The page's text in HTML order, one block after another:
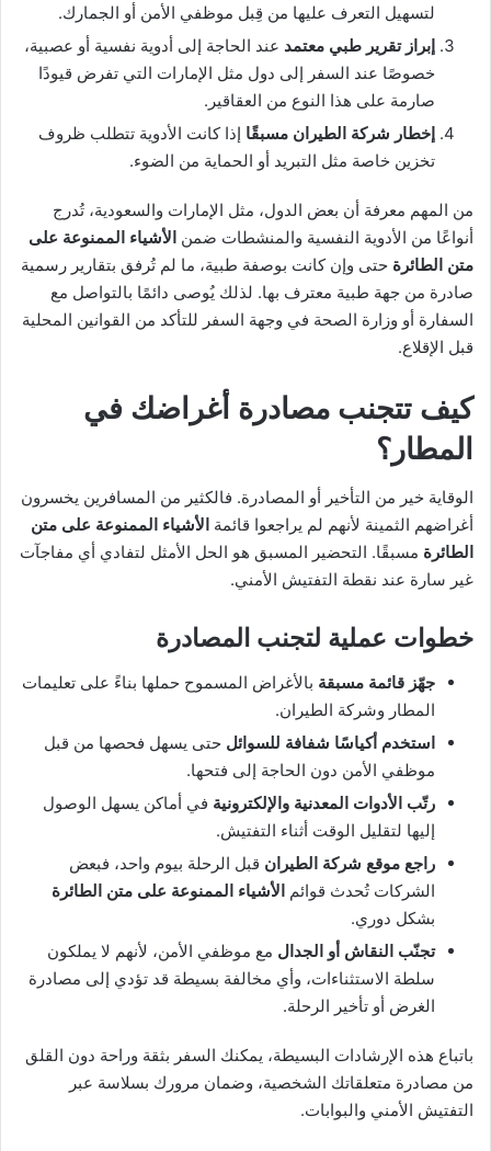
لتسهيل التعرف عليها من قِبل موظفي الأمن أو الجمارك.
إبراز تقرير طبي معتمد عند الحاجة إلى أدوية نفسية أو عصبية،
خصوصًا عند السفر إلى دول مثل الإمارات التي تفرض قيودًا
صارمة على هذا النوع من العقاقير.
إخطار شركة الطيران مسبقًا إذا كانت الأدوية تتطلب ظروف
تخزين خاصة مثل التبريد أو الحماية من الضوء.
من المهم معرفة أن بعض الدول، مثل الإمارات والسعودية، تُدرج
أنواعًا من الأدوية النفسية والمنشطات ضمن الأشياء الممنوعة على
متن الطائرة حتى وإن كانت بوصفة طبية، ما لم تُرفق بتقارير رسمية
صادرة من جهة طبية معترف بها. لذلك يُوصى دائمًا بالتواصل مع
السفارة أو وزارة الصحة في وجهة السفر للتأكد من القوانين المحلية
قبل الإقلاع.
كيف تتجنب مصادرة أغراضك في
المطار؟
الوقاية خير من التأخير أو المصادرة. فالكثير من المسافرين يخسرون
أغراضهم الثمينة لأنهم لم يراجعوا قائمة الأشياء الممنوعة على متن
الطائرة مسبقًا. التحضير المسبق هو الحل الأمثل لتفادي أي مفاجآت
غير سارة عند نقطة التفتيش الأمني.
خطوات عملية لتجنب المصادرة
جهّز قائمة مسبقة بالأغراض المسموح حملها بناءً على تعليمات
المطار وشركة الطيران.
استخدم أكياسًا شفافة للسوائل حتى يسهل فحصها من قبل
موظفي الأمن دون الحاجة إلى فتحها.
رتّب الأدوات المعدنية والإلكترونية في أماكن يسهل الوصول
إليها لتقليل الوقت أثناء التفتيش.
راجع موقع شركة الطيران قبل الرحلة بيوم واحد، فبعض
الشركات تُحدث قوائم الأشياء الممنوعة على متن الطائرة
بشكل دوري.
تجنّب النقاش أو الجدال مع موظفي الأمن، لأنهم لا يملكون
سلطة الاستثناءات، وأي مخالفة بسيطة قد تؤدي إلى مصادرة
الغرض أو تأخير الرحلة.
باتباع هذه الإرشادات البسيطة، يمكنك السفر بثقة وراحة دون القلق
من مصادرة متعلقاتك الشخصية، وضمان مرورك بسلاسة عبر
التفتيش الأمني والبوابات.